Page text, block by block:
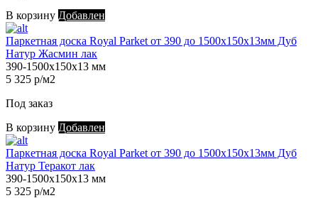
В корзину Добавлен
Паркетная доска Royal Parket от 390 до 1500х150х13мм Дуб
Натур Жасмин лак
390-1500х150х13 мм
5 325 р/м2
Под заказ
В корзину Добавлен
Паркетная доска Royal Parket от 390 до 1500х150х13мм Дуб
Натур Теракот лак
390-1500х150х13 мм
5 325 р/м2